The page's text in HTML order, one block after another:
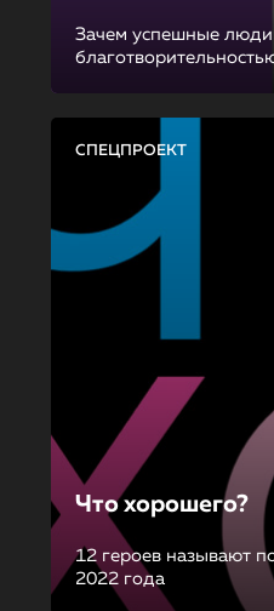
Зачем успешные люди
СПЕЦПРОЕКТ
Что хорошего?
12 героев называют
2022 года